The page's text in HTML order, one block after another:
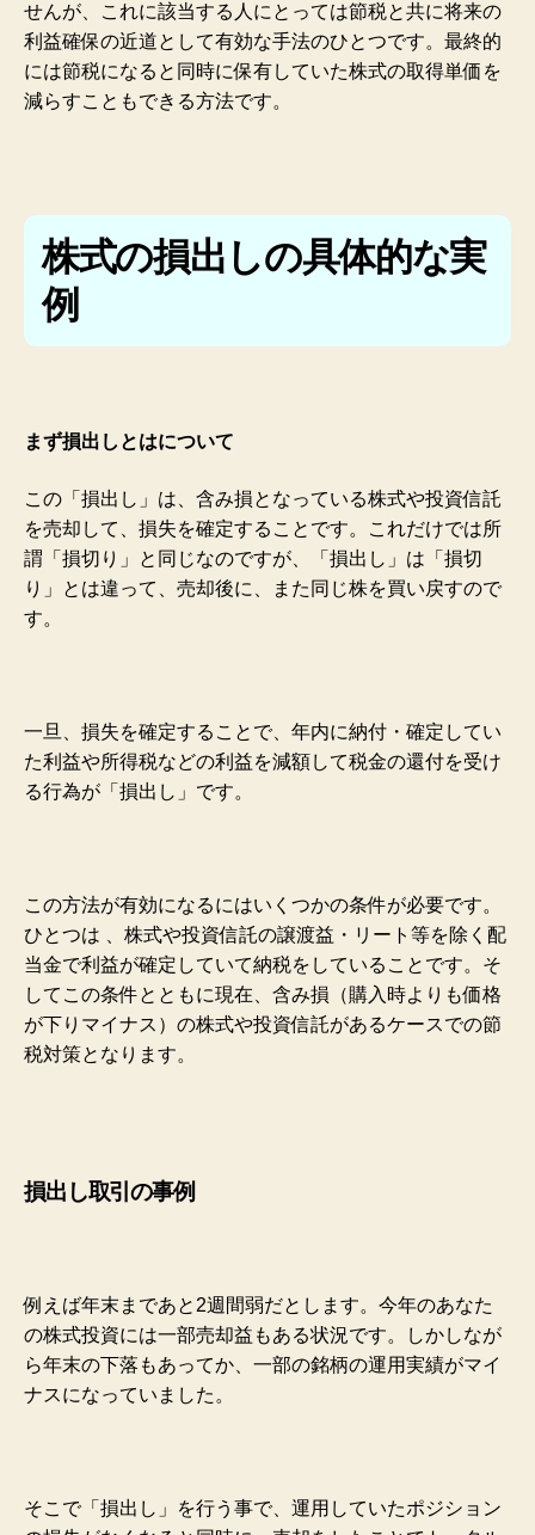
せんが、これに該当する人にとっては節税と共に将来の
利益確保の近道として有効な手法のひとつです。最終的
には節税になると同時に保有していた株式の取得単価を
減らすこともできる方法です。
株式の損出しの具体的な実
例
まず損出しとはについて
この「損出し」は、含み損となっている株式や投資信託
を売却して、損失を確定することです。これだけでは所
謂「損切り」と同じなのですが、「損出し」は「損切
り」とは違って、売却後に、また同じ株を買い戻すので
す。
一旦、損失を確定することで、年内に納付・確定してい
た利益や所得税などの利益を減額して税金の還付を受け
る行為が「損出し」です。
この方法が有効になるにはいくつかの条件が必要です。
ひとつは 、株式や投資信託の譲渡益・リート等を除く配
当金で利益が確定していて納税をしていることです。そ
してこの条件とともに現在、含み損（購入時よりも価格
が下りマイナス）の株式や投資信託があるケースでの節
税対策となります。
損出し取引の事例
例えば年末まであと2週間弱だとします。今年のあなた
の株式投資には一部売却益もある状況です。しかしなが
ら年末の下落もあってか、一部の銘柄の運用実績がマイ
ナスになっていました。
そこで「損出し」を行う事で、運用していたポジション